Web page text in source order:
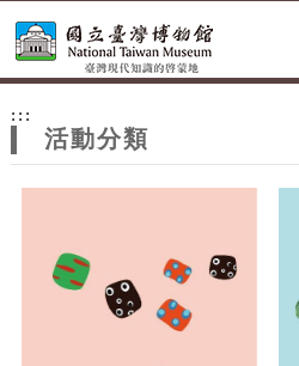
網
站
主
:::
活動分類